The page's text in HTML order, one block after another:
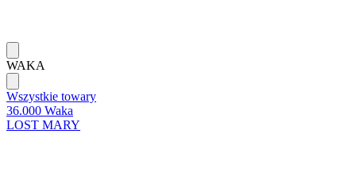
WAKA
Wszystkie towary
36.000 Waka
LOST MARY